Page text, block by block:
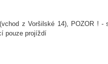
z Voršilské 14), POZOR ! -
pouze projíždí